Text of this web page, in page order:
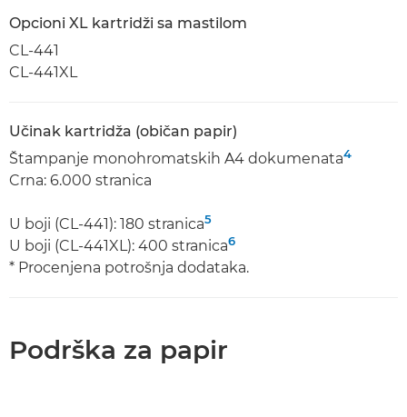
Opcioni XL kartridži sa mastilom
CL-441
CL-441XL
Učinak kartridža (običan papir)
Štampanje monohromatskih A4 dokumenata4
Crna: 6.000 stranica
U boji (CL-441): 180 stranica5
U boji (CL-441XL): 400 stranica6
* Procenjena potrošnja dodataka.
Podrška za papir